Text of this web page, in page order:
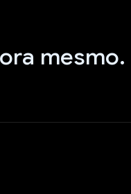
mesmo.